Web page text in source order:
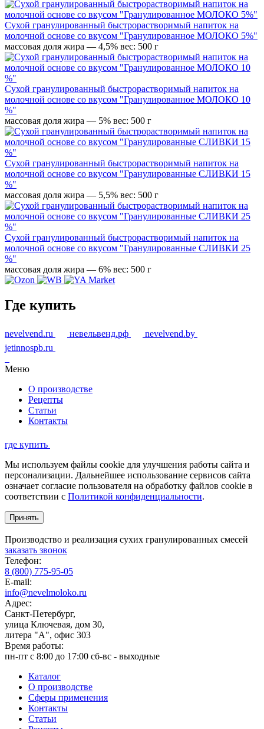
Сухой гранулированный быстрорастворимый напиток на
молочной основе со вкусом "Гранулированное МОЛОКО 5%"
массовая доля жира — 4,5% вес: 500 г
Сухой гранулированный быстрорастворимый напиток на
молочной основе со вкусом "Гранулированное МОЛОКО 10
%"
массовая доля жира — 5% вес: 500 г
Сухой гранулированный быстрорастворимый напиток на
молочной основе со вкусом "Гранулированные СЛИВКИ 15
%"
массовая доля жира — 5,5% вес: 500 г
Сухой гранулированный быстрорастворимый напиток на
молочной основе со вкусом "Гранулированные СЛИВКИ 25
%"
массовая доля жира — 6% вес: 500 г
Где купить
nevelvend.ru невельвенд.рф
nevelvend.by
jetinnospb.ru
Меню
О производстве
Рецепты
Статьи
Контакты
где купить
Мы используем файлы cookie для улучшения работы сайта и
персонализации. Дальнейшее использование сервисов сайта
означает согласие пользователя на обработку файлов cookie в
соответствии с Политикой конфиденциальности.
Принять
Производство и реализация сухих гранулированных смесей
заказать звонок
Телефон:
8 (800) 775-95-05
E-mail:
info@nevelmoloko.ru
Адрес:
Санкт-Петербург,
улица Ключевая, дом 30,
литера "А", офис 303
Время работы:
пн-пт с 8:00 до 17:00 сб-вс - выходные
Каталог
О производстве
Сферы применения
Контакты
Статьи